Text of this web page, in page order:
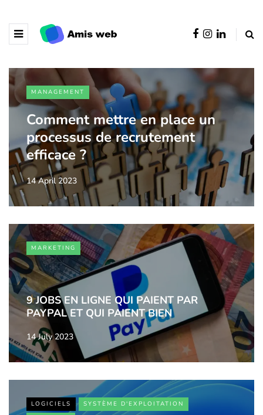
MANAGEMENT
Comment mettre en place un
processus de recrutement
efficace ?
14 April 2023
MARKETING
9 JOBS EN LIGNE QUI PAIENT PAR
PAYPAL ET QUI PAIENT BIEN
14 July 2023
LOGICIELS
SYSTÈME D'EXPLOITATION